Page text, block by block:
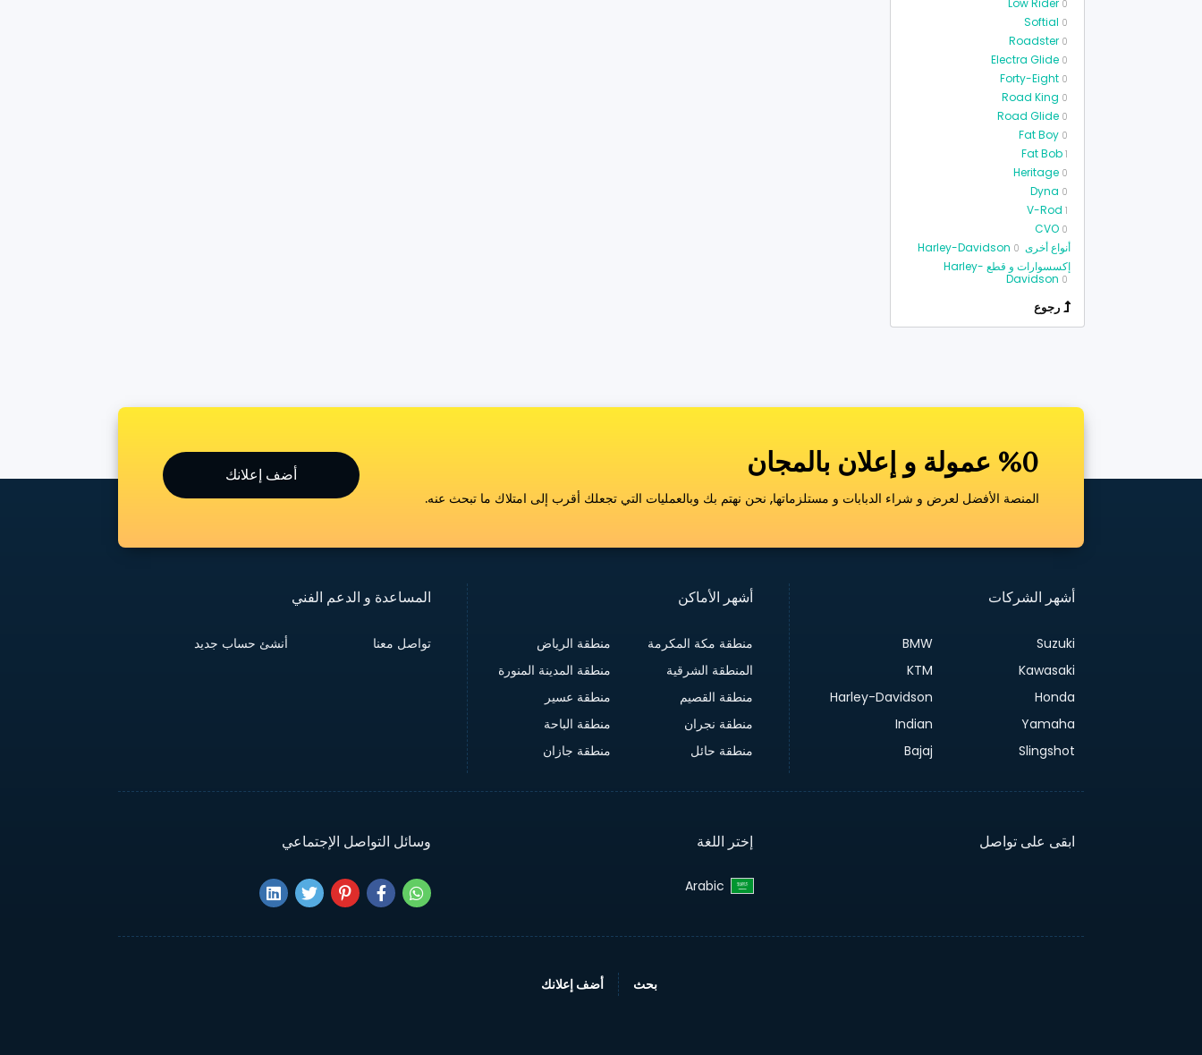
Low Rider 0
Softial 0
Roadster 0
Electra Glide 0
Forty-Eight 0
Road King 0
Road Glide 0
Fat Boy 0
Fat Bob 1
Heritage 0
Dyna 0
V-Rod 1
CVO 0
أنواع أخرى Harley-Davidson 0
إكسسوارات و قطع Harley-
Davidson 0
رجوع
%0 عمولة و إعلان بالمجان
المنصة الأفضل لعرض و شراء الدبابات و مستلزماتها, نحن نهتم بك وبالعمليات التي تجعلك أقرب إلى امتلاك ما تبحث عنه.
أضف إعلانك
أشهر الشركات
Suzuki
BMW
Kawasaki
KTM
Honda
Harley-Davidson
Yamaha
Indian
Slingshot
Bajaj
أشهر الأماكن
منطقة مكة المكرمة
منطقة الرياض
المنطقة الشرقية
منطقة المدينة المنورة
منطقة القصيم
منطقة عسير
منطقة نجران
منطقة الباحة
منطقة حائل
منطقة جازان
المساعدة و الدعم الفني
تواصل معنا أنشئ حساب جديد
ابقى على تواصل إختر اللغة
Arabic‎
وسائل التواصل الإجتماعي
بحث أضف إعلانك